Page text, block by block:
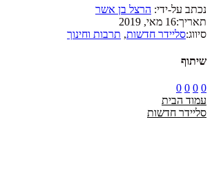
נכתב על-ידי: הרצל בן אשר
תאריך:16 מאי, 2019
סיווג:סליידר חדשות, תרבות וחינוך
שיתוף
0
0
0
0
עמוד הבית
סליידר חדשות